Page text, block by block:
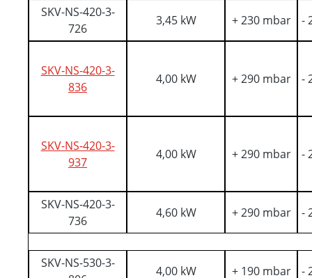
SKV-NS-420-3-
726
3,45 kW + 230 mbar -
SKV-NS-420-3-
836
4,00 kW + 290 mbar -
SKV-NS-420-3-
937
4,00 kW + 290 mbar -
SKV-NS-420-3-
736
4,60 kW + 290 mbar -
SKV-NS-530-3-
4,00 kW + 190 mbar -